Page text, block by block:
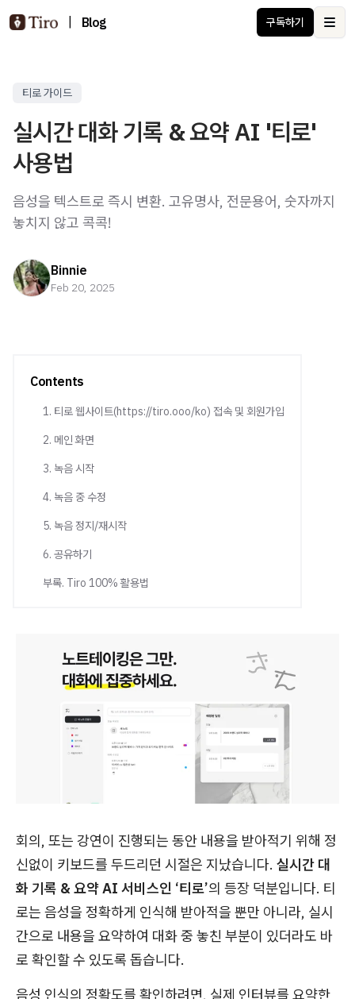
Blog 구독하기
티로 가이드
실시간 대화 기록 & 요약 AI '티로'
사용법
음성을 텍스트로 즉시 변환. 고유명사, 전문용어, 숫자까지
놓치지 않고 콕콕!
Binnie
Feb 20, 2025
Contents
1. 티로 웹사이트(https://tiro.ooo/ko) 접속 및 회원가입
2. 메인 화면
3. 녹음 시작
4. 녹음 중 수정
5. 녹음 정지/재시작
6. 공유하기
부록. Tiro 100% 활용법
회의, 또는 강연이 진행되는 동안 내용을 받아적기 위해 정
신없이 키보드를 두드리던 시절은 지났습니다. 실시간 대
화 기록 & 요약 AI 서비스인 ‘티로’의 등장 덕분입니다. 티
로는 음성을 정확하게 인식해 받아적을 뿐만 아니라, 실시
간으로 내용을 요약하여 대화 중 놓친 부분이 있더라도 바
로 확인할 수 있도록 돕습니다.
음성 인식의 정확도를 확인하려면, 실제 인터뷰를 요약한